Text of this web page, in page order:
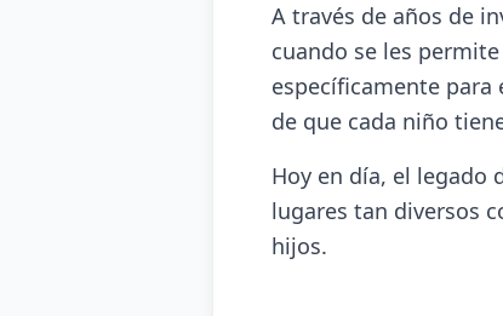
A través de años de
cuando se les
específicamente
de que cada niño
Hoy en día, el legado
lugares tan diversos
hijos.